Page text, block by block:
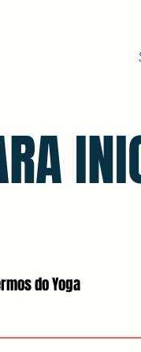
do Yoga